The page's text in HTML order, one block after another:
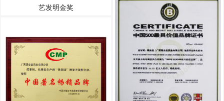
艺发明金奖